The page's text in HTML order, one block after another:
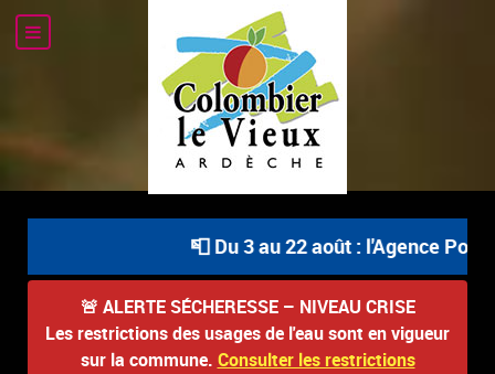
📮 Du 3 au 22 août : l'Agence
🚨 ALERTE SÉCHERESSE – NIVEAU CRISE
Les restrictions des usages de l'eau sont en vigueur
sur la commune. Consulter les restrictions